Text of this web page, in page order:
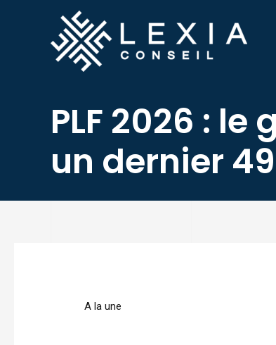
PLF 2026 :
un dernier
A la une